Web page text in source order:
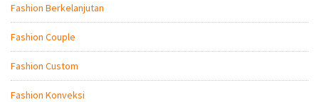
Fashion Berkelanjutan
Fashion Couple
Fashion Custom
Fashion Konveksi